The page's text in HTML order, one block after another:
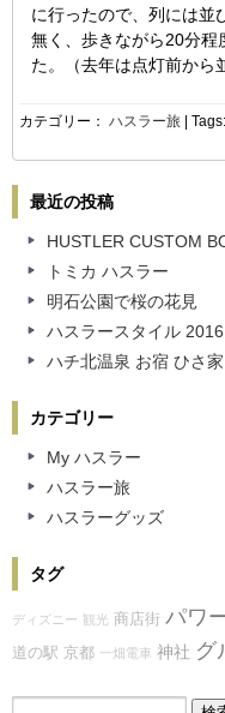
に行ったので、列には並
無く、歩きながら20分程
た。（去年は点灯前から
カテゴリー： ハスラー旅 | Tags:
最近の投稿
HUSTLER CUSTOM
トミカ ハスラー
明石公園で桜の花見
ハスラースタイル 2016
ハチ北温泉 お宿 ひさ家
カテゴリー
My ハスラー
ハスラー旅
ハスラーグッズ
タグ
ディズニー 観光 商店街 パワ
道の駅 京都 一畑電車 神社 グ